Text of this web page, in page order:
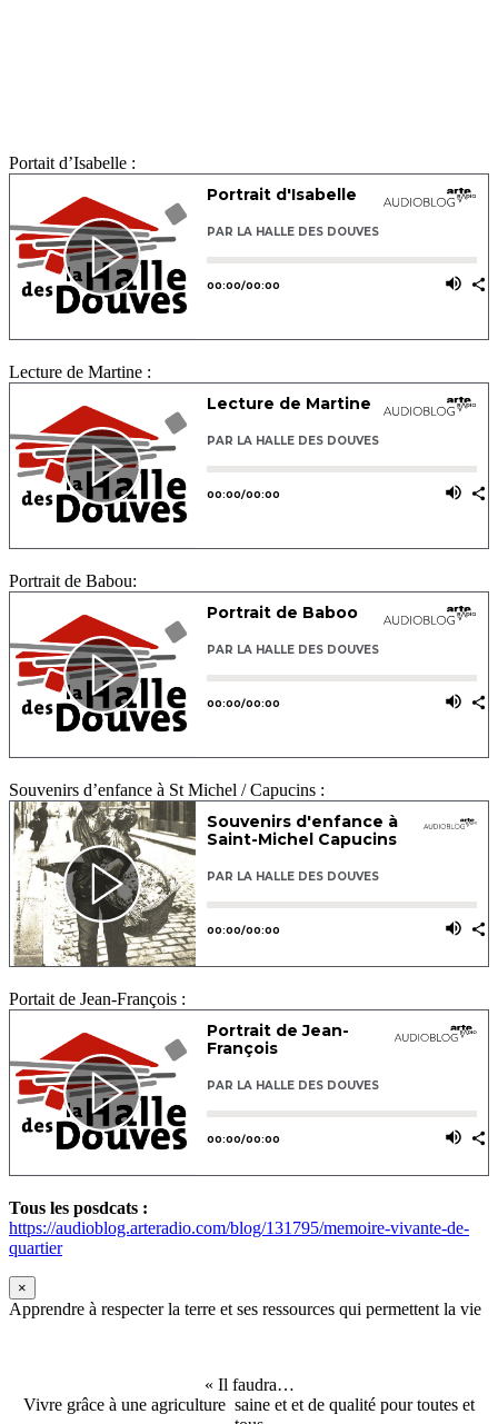
Portait d’Isabelle :
Lecture de Martine :
Portrait de Babou:
Souvenirs d’enfance à St Michel / Capucins :
Portait de Jean-François :
Tous les posdcats :
https://audioblog.arteradio.com/blog/131795/memoire-vivante-de-
quartier
×
Apprendre à respecter la terre et ses ressources qui permettent la vie
« Il faudra…
Vivre grâce à une agriculture saine et et de qualité pour toutes et